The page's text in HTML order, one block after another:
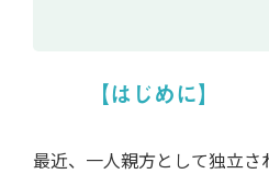
【はじめに】
最近、一人親方として独立